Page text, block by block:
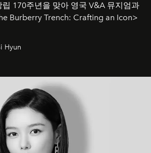
170주년을 맞아 영국 V&A 뮤지엄과
Burberry Trench: Crafting an Icon>
Hyun